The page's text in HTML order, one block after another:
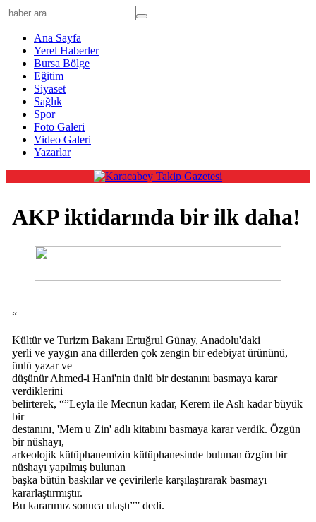
Ana Sayfa
Yerel Haberler
Bursa Bölge
Eğitim
Siyaset
Sağlık
Spor
Foto Galeri
Video Galeri
Yazarlar
AKP iktidarında bir ilk daha!
“
Kültür ve Turizm Bakanı Ertuğrul Günay, Anadolu'daki
yerli ve yaygın ana dillerden çok zengin bir edebiyat ürününü,
ünlü yazar ve
düşünür Ahmed-i Hani'nin ünlü bir destanını basmaya karar
verdiklerini
belirterek, “”Leyla ile Mecnun kadar, Kerem ile Aslı kadar büyük
bir
destanını, 'Mem u Zin' adlı kitabını basmaya karar verdik. Özgün
bir nüshayı,
arkeolojik kütüphanemizin kütüphanesinde bulunan özgün bir
nüshayı yapılmış bulunan
başka bütün baskılar ve çevirilerle karşılaştırarak basmayı
kararlaştırmıştır.
Bu kararımız sonuca ulaştı”” dedi.